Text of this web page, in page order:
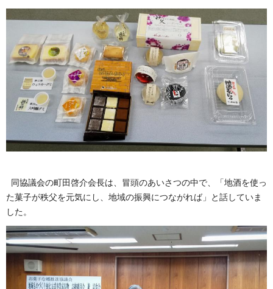
同協議会の町田啓介会長は、冒頭のあいさつの中で、「地酒を使っ
た菓子が秩父を元気にし、地域の振興につながれば」と話していま
した。